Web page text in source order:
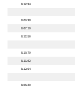
8.12.94
8.06.98
8.07.10
8.12.56
8.10.70
8.11.92
8.12.04
8.06.20